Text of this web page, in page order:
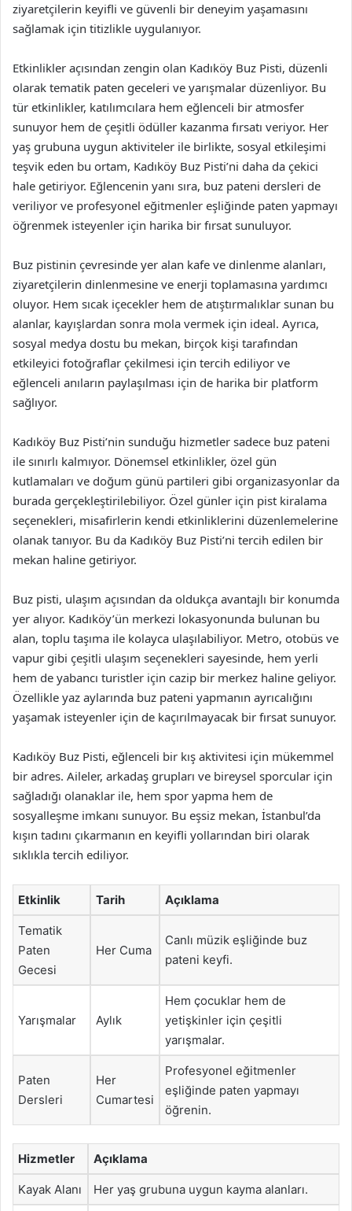
ziyaretçilerin keyifli ve güvenli bir deneyim yaşamasını
sağlamak için titizlikle uygulanıyor.
Etkinlikler açısından zengin olan Kadıköy Buz Pisti, düzenli
olarak tematik paten geceleri ve yarışmalar düzenliyor. Bu
tür etkinlikler, katılımcılara hem eğlenceli bir atmosfer
sunuyor hem de çeşitli ödüller kazanma fırsatı veriyor. Her
yaş grubuna uygun aktiviteler ile birlikte, sosyal etkileşimi
teşvik eden bu ortam, Kadıköy Buz Pisti’ni daha da çekici
hale getiriyor. Eğlencenin yanı sıra, buz pateni dersleri de
veriliyor ve profesyonel eğitmenler eşliğinde paten yapmayı
öğrenmek isteyenler için harika bir fırsat sunuluyor.
Buz pistinin çevresinde yer alan kafe ve dinlenme alanları,
ziyaretçilerin dinlenmesine ve enerji toplamasına yardımcı
oluyor. Hem sıcak içecekler hem de atıştırmalıklar sunan bu
alanlar, kayışlardan sonra mola vermek için ideal. Ayrıca,
sosyal medya dostu bu mekan, birçok kişi tarafından
etkileyici fotoğraflar çekilmesi için tercih ediliyor ve
eğlenceli anıların paylaşılması için de harika bir platform
sağlıyor.
Kadıköy Buz Pisti’nin sunduğu hizmetler sadece buz pateni
ile sınırlı kalmıyor. Dönemsel etkinlikler, özel gün
kutlamaları ve doğum günü partileri gibi organizasyonlar da
burada gerçekleştirilebiliyor. Özel günler için pist kiralama
seçenekleri, misafirlerin kendi etkinliklerini düzenlemelerine
olanak tanıyor. Bu da Kadıköy Buz Pisti’ni tercih edilen bir
mekan haline getiriyor.
Buz pisti, ulaşım açısından da oldukça avantajlı bir konumda
yer alıyor. Kadıköy’ün merkezi lokasyonunda bulunan bu
alan, toplu taşıma ile kolayca ulaşılabiliyor. Metro, otobüs ve
vapur gibi çeşitli ulaşım seçenekleri sayesinde, hem yerli
hem de yabancı turistler için cazip bir merkez haline geliyor.
Özellikle yaz aylarında buz pateni yapmanın ayrıcalığını
yaşamak isteyenler için de kaçırılmayacak bir fırsat sunuyor.
Kadıköy Buz Pisti, eğlenceli bir kış aktivitesi için mükemmel
bir adres. Aileler, arkadaş grupları ve bireysel sporcular için
sağladığı olanaklar ile, hem spor yapma hem de
sosyalleşme imkanı sunuyor. Bu eşsiz mekan, İstanbul’da
kışın tadını çıkarmanın en keyifli yollarından biri olarak
sıklıkla tercih ediliyor.
Etkinlik Tarih Açıklama
Tematik
Paten
Gecesi
Her Cuma
Canlı müzik eşliğinde buz
pateni keyfi.
Yarışmalar Aylık
Hem çocuklar hem de
yetişkinler için çeşitli
yarışmalar.
Paten
Dersleri
Her
Cumartesi
Profesyonel eğitmenler
eşliğinde paten yapmayı
öğrenin.
Hizmetler Açıklama
Kayak Alanı Her yaş grubuna uygun kayma alanları.